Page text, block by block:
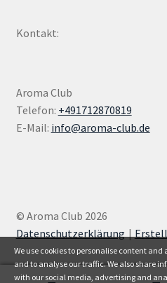
Kontakt:
Aroma Club
Telefon: +491712870819
E-Mail: info@aroma-club.de
© Aroma Club 2026
Datenschutzerklärung
We use cookies to personalise content
and to analyse our traffic. We also share
with our social media, advertising and